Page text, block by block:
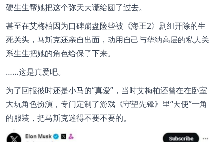
硬生生帮她把这个弥天大谎给圆了过去。
甚至在艾梅柏因为口碑崩盘险些被《海王2》剧组开除的生
死关头，马斯克还亲自出面，动用自己与华纳高层的私人关
系生生把她的角色给保了下来。
……这是真爱吧。
为了回报彼时还是小马的“真爱”，当时艾梅柏还曾在在卧室
大玩角色扮演，专门定制了游戏《守望先锋》里“天使”一角
的服装，把马斯克迷得不要不要的。